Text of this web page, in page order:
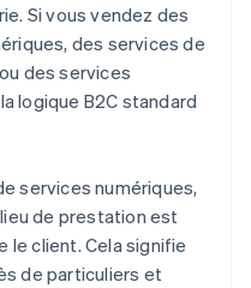
Si vous vendez des
des services de
des services
logique B2C standard
services numériques,
de prestation est
le client. Cela signifie
de particuliers et